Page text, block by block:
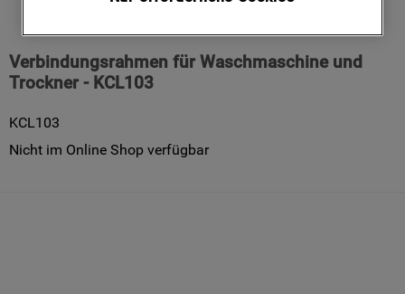
Verbindungsrahmen für Waschmaschine und
Trockner - KCL103
KCL103
Nicht im Online Shop verfügbar
einsehen möchten (Link hinzufügen),
klicken Sie auf die Schaltfläche ICH WILL
Sie nichts unternehmen, werden nur
technische und Performance-Cookies